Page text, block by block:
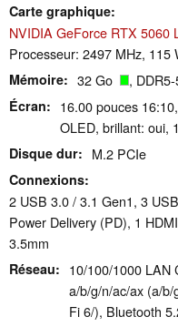
Carte graphique
NVIDIA GeForce RTX 5060
Processeur: 2497 MHz, 115
Mémoire 32 Go ,
Écran
16.00 pouces
OLED, brillant: oui,
Disque dur M.2 PCIe
Connexions
2 USB 3.0 / 3.1 Gen1, 3
Power Delivery (PD), 1
3.5mm
Réseau
10/100/1000 LAN
a/b/g/n/ac/ax (a/
Fi 6/), Bluetooth